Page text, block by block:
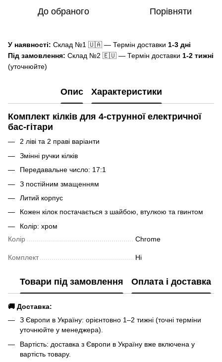
До обраного Порівняти
У наявності: Склад №1 🇺🇦 — Термін доставки 1-3 дні
Під замовлення: Склад №2 🇪🇺 — Термін доставки 1-2 тижні
(уточнюйте)
Опис Характеристики
Комплект кілків для 4-струнної електричної
бас-гітари
2 ліві та 2 праві варіанти
Змінні ручки кілків
Передавальне число: 17:1
З постійним змащенням
Литий корпус
Кожен кілок постачається з шайбою, втулкою та гвинтом
Колір: хром
Колір
Chrome
Комплект Ні
Товари під замовлення Оплата і доставка
🚚 Доставка:
З Європи в Україну: орієнтовно 1–2 тижні (точні терміни
уточнюйте у менеджера).
Вартість: доставка з Європи в Україну вже включена у
вартість товару.